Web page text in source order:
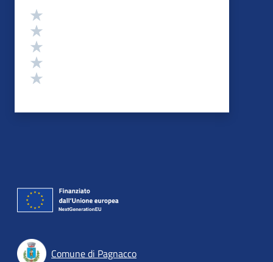
Valutazione
Comune di Pagnacco